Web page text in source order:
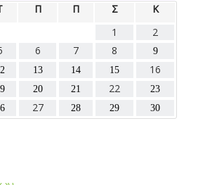
Π Π Σ
Κ
1
2
6 7 8
9
13 14 15 16
20 21 22
23
27 28 29 30